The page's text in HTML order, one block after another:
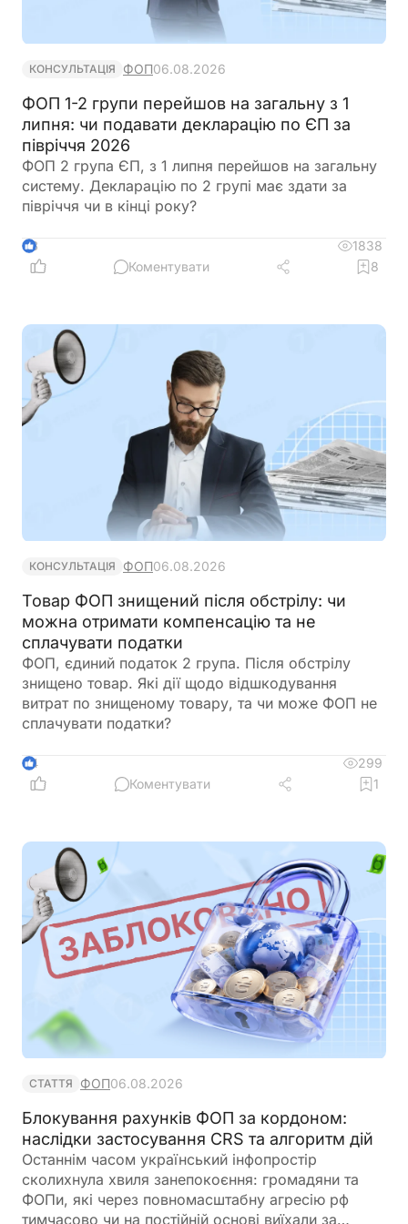
КОНСУЛЬТАЦІЯ ФОП06.08.2026
ФОП 1-2 групи перейшов на загальну з 1
липня: чи подавати декларацію по ЄП за
півріччя 2026
ФОП 2 група ЄП, з 1 липня перейшов на загальну
систему. Декларацію по 2 групі має здати за
півріччя чи в кінці року?
8
1838
Коментувати
8
КОНСУЛЬТАЦІЯ ФОП06.08.2026
Товар ФОП знищений після обстрілу: чи
можна отримати компенсацію та не
сплачувати податки
ФОП, єдиний податок 2 група. Після обстрілу
знищено товар. Які дії щодо відшкодування
витрат по знищеному товару, та чи може ФОП не
сплачувати податки?
4
299
Коментувати
1
СТАТТЯ ФОП06.08.2026
Блокування рахунків ФОП за кордоном:
наслідки застосування CRS та алгоритм дій
Останнім часом український інфопростір
сколихнула хвиля занепокоєння: громадяни та
ФОПи, які через повномасштабну агресію рф
тимчасово чи на постійній основі виїхали за